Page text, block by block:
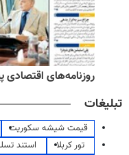
روزنامه‌های اقتصادی پنج‌شنبه
تبلیغات
قیمت شیشه سکوریت
تور کربلا
استند